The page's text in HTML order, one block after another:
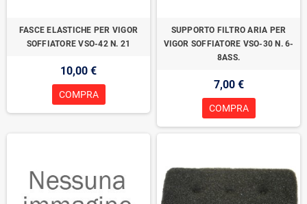
FASCE ELASTICHE PER VIGOR
SOFFIATORE VSO-42 N. 21
10,00 €
COMPRA
SUPPORTO FILTRO ARIA PER
VIGOR SOFFIATORE VSO-30 N. 6-
8ASS.
7,00 €
COMPRA